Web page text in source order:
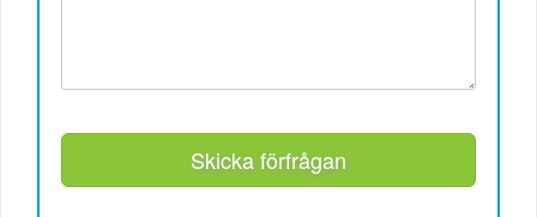
Skicka förfrågan